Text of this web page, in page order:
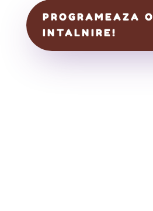
PROGRAMEAZA O
INTALNIRE!